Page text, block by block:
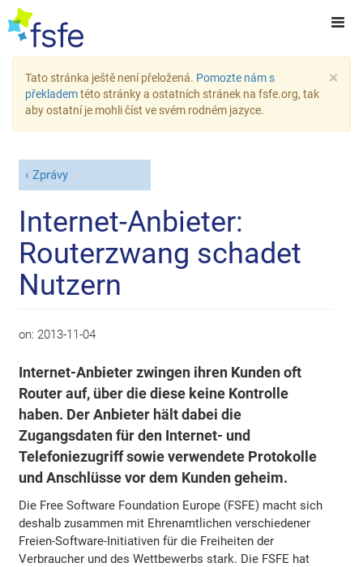
×
Tato stránka ještě není přeložená. Pomozte nám s
překlademtéto stránky a ostatních stránek na fsfe.org, tak
aby ostatní je mohli číst ve svém rodném jazyce.
Zprávy
Internet-Anbieter:
Routerzwang schadet
Nutzern
on: 2013-11-04
Internet-Anbieter zwingen ihren Kunden oft
Router auf, über die diese keine Kontrolle
haben. Der Anbieter hält dabei die
Zugangsdaten für den Internet- und
Telefoniezugriff sowie verwendete Protokolle
und Anschlüsse vor dem Kunden geheim.
Die Free Software Foundation Europe (FSFE) macht sich
deshalb zusammen mit Ehrenamtlichen verschiedener
Freien-Software-Initiativen für die Freiheiten der
Verbraucher und des Wettbewerbs stark. Die FSFE hat